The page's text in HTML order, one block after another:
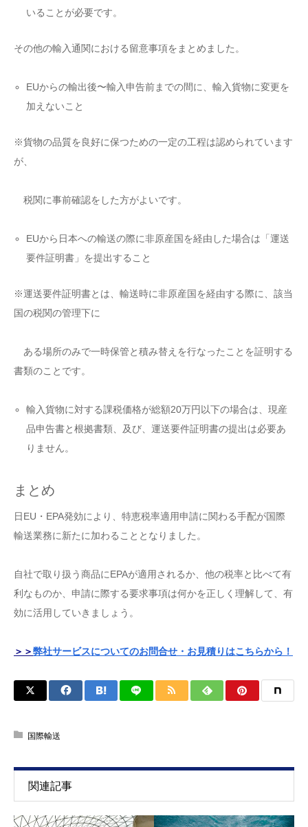
いることが必要です。
その他の輸入通関における留意事項をまとめました。
EUからの輸出後〜輸入申告前までの間に、輸入貨物に変更を
加えないこと
※貨物の品質を良好に保つための一定の工程は認められています
が、
税関に事前確認をした方がよいです。
EUから日本への輸送の際に非原産国を経由した場合は「運送
要件証明書」を提出すること
※運送要件証明書とは、輸送時に非原産国を経由する際に、該当
国の税関の管理下に
ある場所のみで一時保管と積み替えを行なったことを証明する
書類のことです。
輸入貨物に対する課税価格が総額20万円以下の場合は、現産
品申告書と根拠書類、及び、運送要件証明書の提出は必要あ
りません。
まとめ
日EU・EPA発効により、特恵税率適用申請に関わる手配が国際
輸送業務に新たに加わることとなりました。
自社で取り扱う商品にEPAが適用されるか、他の税率と比べて有
利なものか、申請に際する要求事項は何かを正しく理解して、有
効に活用していきましょう。
＞＞弊社サービスについてのお問合せ・お見積りはこちらから！
国際輸送
関連記事